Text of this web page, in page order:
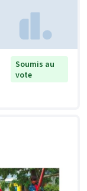
Soumis au
vote